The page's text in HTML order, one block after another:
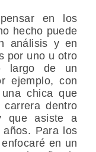
en los
hecho puede
análisis y en
por uno u otro
largo de un
ejemplo, con
chica que
dentro
que asiste a
años. Para los
en un